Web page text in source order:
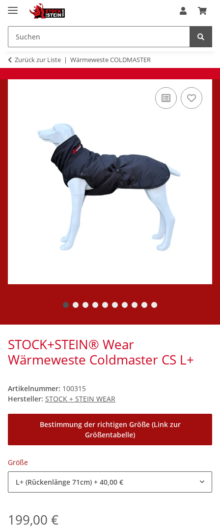
Zurück zur Liste Wärmeweste COLDMASTER
STOCK+STEIN® Wear
Wärmeweste Coldmaster CS L+
Artikelnummer: 100315
Hersteller: STOCK + STEIN WEAR
Bestimmung der richtigen Größe (Link zur
Größentabelle)
Größe
L+ (Rückenlänge 71cm) + 40,00 €
199,00 €